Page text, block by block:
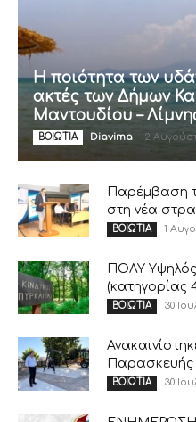
Η ποιότητα των
ακτές των Δήμων
Μαντουδίου –
ΒΟΙΩΤΙΑ Diavima - 2
Παρέμβαση
στη νέα
ΒΟΙΩΤΙΑ 1
ΠΟΛΥ Υψηλός
(κατηγορίας
ΒΟΙΩΤΙΑ 30
Παρασκευής
ΒΟΙΩΤΙΑ 30